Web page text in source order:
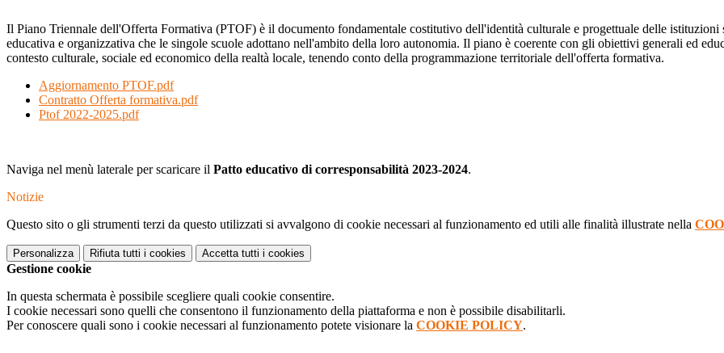
Il Piano Triennale dell'Offerta Formativa (PTOF) è il documento fondamentale costitutivo dell'identità culturale e progettuale delle
educativa e organizzativa che le singole scuole adottano nell'ambito della loro autonomia. Il piano è coerente con gli obiettivi generali ed
contesto culturale, sociale ed economico della realtà locale, tenendo conto della programmazione territoriale dell'offerta formativa.
Aggiornamento PTOF.pdf
Contratto Offerta formativa.pdf
Ptof 2022-2025.pdf
Naviga nel menù laterale per scaricare il Patto educativo di corresponsabilità 2023-2024.
Notizie
Questo sito o gli strumenti terzi da questo utilizzati si avvalgono di cookie necessari al funzionamento ed utili alle finalità illustrate nella
Personalizza Rifiuta tutti i cookies Accetta tutti i cookies
Gestione cookie
In questa schermata è possibile scegliere quali cookie consentire.
I cookie necessari sono quelli che consentono il funzionamento della piattaforma e non è possibile disabilitarli.
Per conoscere quali sono i cookie necessari al funzionamento potete visionare la COOKIE POLICY.